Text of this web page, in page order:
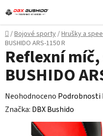
na
obsah
Domů
/Bojové sporty/Hrušky a
BUSHIDO ARS-1150 R
Reflexní
BUSHIDO
Průměrné
hodnocení
produktu
Neohodnoceno Podrobnosti
Značka: DBX Bushido